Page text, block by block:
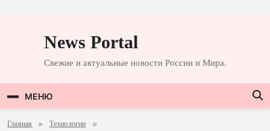
содержимомуNews Portal
Свежие и актуальные новости России и Мира.
МЕНЮ
Главная
Технологии